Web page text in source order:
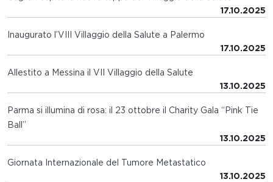
17.10.2025
Inaugurato l’VIII Villaggio della Salute a Palermo
17.10.2025
Allestito a Messina il VII Villaggio della Salute
13.10.2025
Parma si illumina di rosa: il 23 ottobre il Charity Gala “Pink Tie
Ball”
13.10.2025
Giornata Internazionale del Tumore Metastatico
13.10.2025